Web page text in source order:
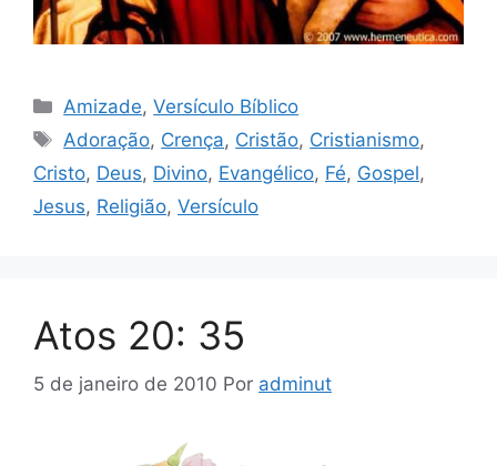
Categorias
Amizade,Versículo Bíblico
Tags
Adoração, Crença, Cristão, Cristianismo,
Cristo, Deus, Divino, Evangélico, Fé, Gospel,
Jesus, Religião, Versículo
Atos 20: 35
5 de janeiro de 2010 Por adminut